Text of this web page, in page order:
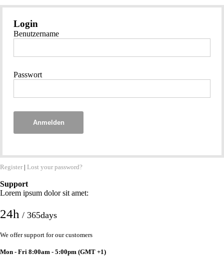
Login
Benutzername
Passwort
Anmelden
Register |Lost your password?
Support
Lorem ipsum dolor sit amet:
24h / 365days
We offer support for our customers
Mon - Fri 8:00am - 5:00pm(GMT +1)